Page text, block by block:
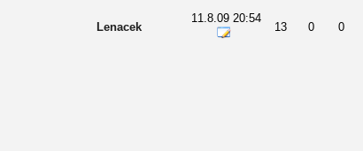
Lenacek
11.8.09 20:54
13 0 0